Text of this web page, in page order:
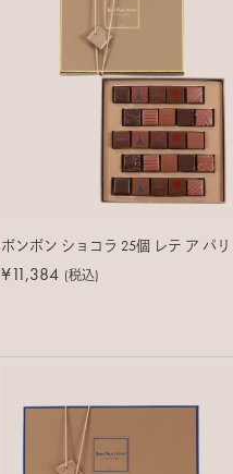
ボンボン ショコラ 25個 レテ ア パリ
¥11,384 (税込)